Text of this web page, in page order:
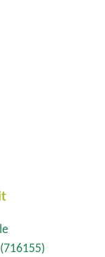
(716155)